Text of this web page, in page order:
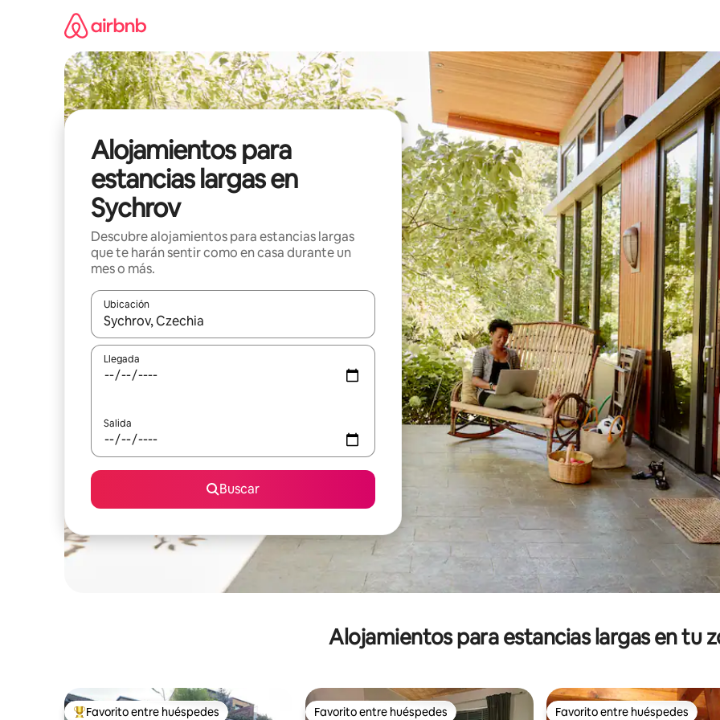
Alojamientos para
estancias largas en
Sychrov
Descubre alojamientos para estancias largas
que te harán sentir como en casa durante un
mes o más.
Ubicación
Cuando los resultados estén disponibles, podrás navegar usando las teclas de las flechas hacia arriba y hacia abajo, o
Llegada
Salida
Buscar
Alojamientos para estancias largas en tu
Favorito entre huéspedes Favorito entre huéspedes Favorito entre huéspedes